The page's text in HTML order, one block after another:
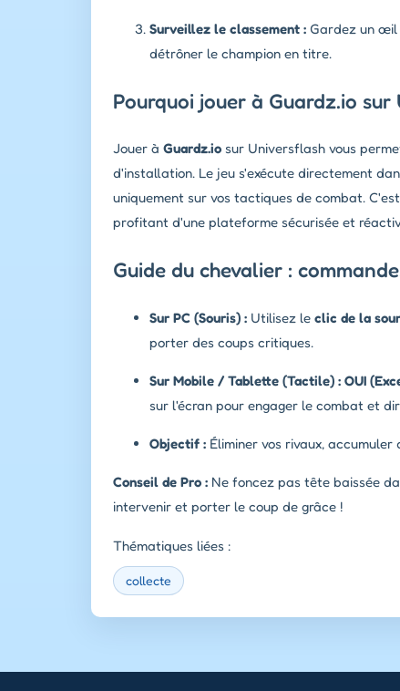
Surveillez le classement : Gardez un œil
détrôner le champion en titre.
Pourquoi jouer à Guardz.io sur
Jouer à Guardz.io sur Universflash vous
d'installation. Le jeu s'exécute directement
uniquement sur vos tactiques de combat.
profitant d'une plateforme sécurisée et
Guide du chevalier :
Sur PC (Souris) : Utilisez le clic de la
porter des coups critiques.
Sur Mobile / Tablette (Tactile) : OUI
sur l'écran pour engager le combat et
Objectif : Éliminer vos rivaux,
Conseil de Pro : Ne foncez pas tête baissée
intervenir et porter le coup de grâce !
Thématiques liées :
collecte